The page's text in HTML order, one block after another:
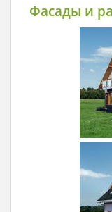
Фасады и